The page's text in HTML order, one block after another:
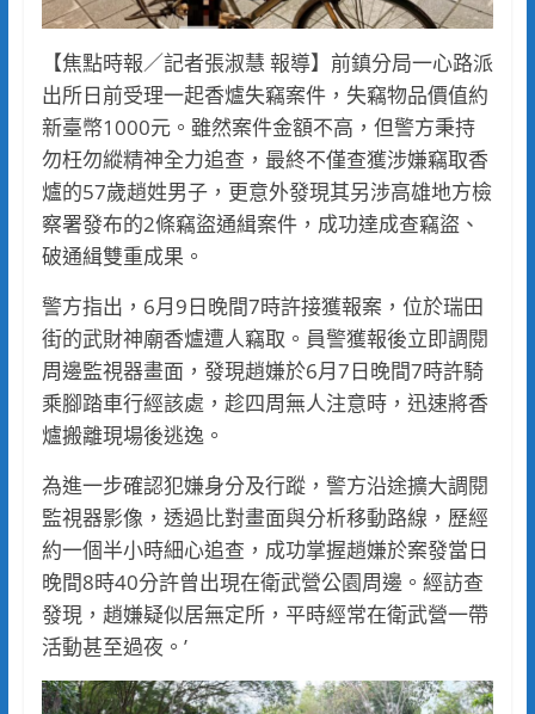
【焦點時報／記者張淑慧 報導】前鎮分局一心路派
出所日前受理一起香爐失竊案件，失竊物品價值約
新臺幣1000元。雖然案件金額不高，但警方秉持
勿枉勿縱精神全力追查，最終不僅查獲涉嫌竊取香
爐的57歲趙姓男子，更意外發現其另涉高雄地方檢
察署發布的2條竊盜通緝案件，成功達成查竊盜、
破通緝雙重成果。
警方指出，6月9日晚間7時許接獲報案，位於瑞田
街的武財神廟香爐遭人竊取。員警獲報後立即調閱
周邊監視器畫面，發現趙嫌於6月7日晚間7時許騎
乘腳踏車行經該處，趁四周無人注意時，迅速將香
爐搬離現場後逃逸。
為進一步確認犯嫌身分及行蹤，警方沿途擴大調閱
監視器影像，透過比對畫面與分析移動路線，歷經
約一個半小時細心追查，成功掌握趙嫌於案發當日
晚間8時40分許曾出現在衛武營公園周邊。經訪查
發現，趙嫌疑似居無定所，平時經常在衛武營一帶
活動甚至過夜。’